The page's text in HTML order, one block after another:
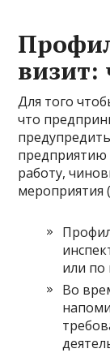
визит:
Для того
что
предприятию
работу,
мероприятия
или по
Во